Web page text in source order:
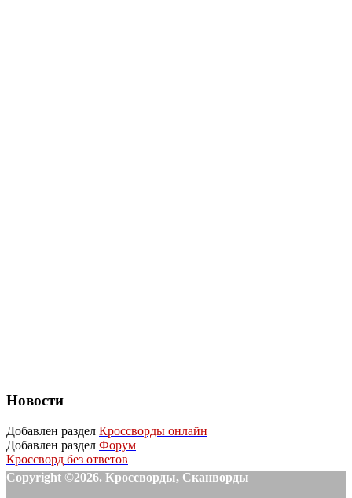
Новости
Добавлен раздел Кроссворды онлайн
Добавлен раздел Форум
Кроссворд без ответов
Copyright ©2026. Кроссворды, Сканворды